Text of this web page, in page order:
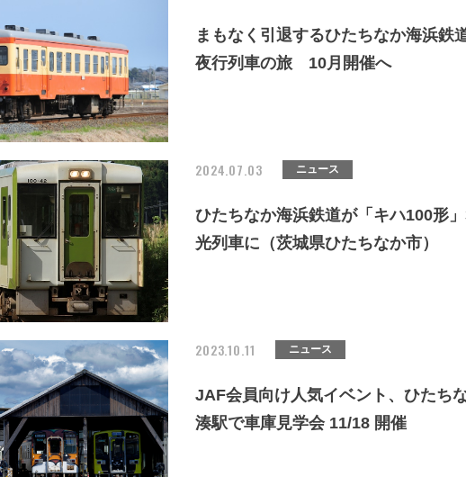
まもなく引退するひたちなか海浜鉄
夜行列車の旅 10月開催へ
2024.07.03 ニュース
ひたちなか海浜鉄道が「キハ100形
光列車に（茨城県ひたちなか市）
2023.10.11 ニュース
JAF会員向け人気イベント、ひたち
湊駅で車庫見学会 11/18 開催